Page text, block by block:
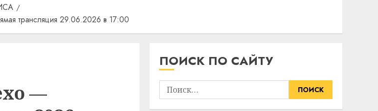
трансляция 29.06.2026 в 17:00
—
ПОИСК ПО САЙТУ
Найти: